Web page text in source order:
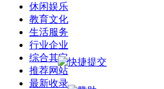
休闲娱乐
教育文化
生活服务
行业企业
综合其它
推荐网站
最新收录